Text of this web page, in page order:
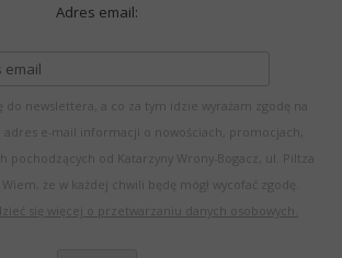
Adres email:
do newslettera, a co za tym idzie wyrażam zgodę na
adres e-mail informacji o nowościach, promocjach,
pochodzących od Katarzyny Wrony-Bogacz, ul. Piltza
Wiem, że w każdej chwili będę mógł wycofać zgodę.
się więcej o przetwarzaniu danych osobowych.